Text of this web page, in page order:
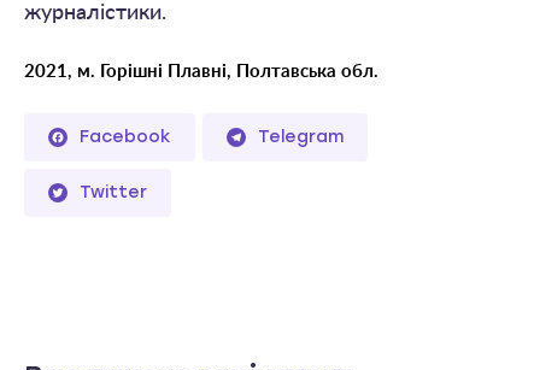
журналістики.
2021, м. Горішні Плавні, Полтавська обл.
Facebook Telegram
Twitter